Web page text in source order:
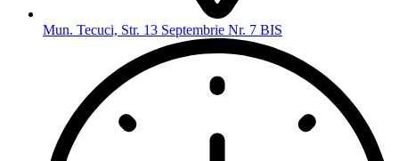
Mun. Tecuci, Str. 13 Septembrie Nr. 7 BIS